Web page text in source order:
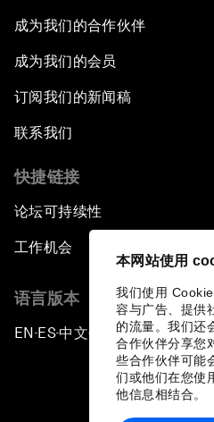
本网站使用
我们使用
容与广告、提供
的流量。我们还
合作伙伴分享您
些合作伙伴可能
们或他们在您使
他信息相结合。
成为我们的合作伙伴
成为我们的会员
订阅我们的新闻稿
联系我们
快捷链接
论坛可持续性
工作机会
语言版本
EN ▪ES▪中文▪ 日本語